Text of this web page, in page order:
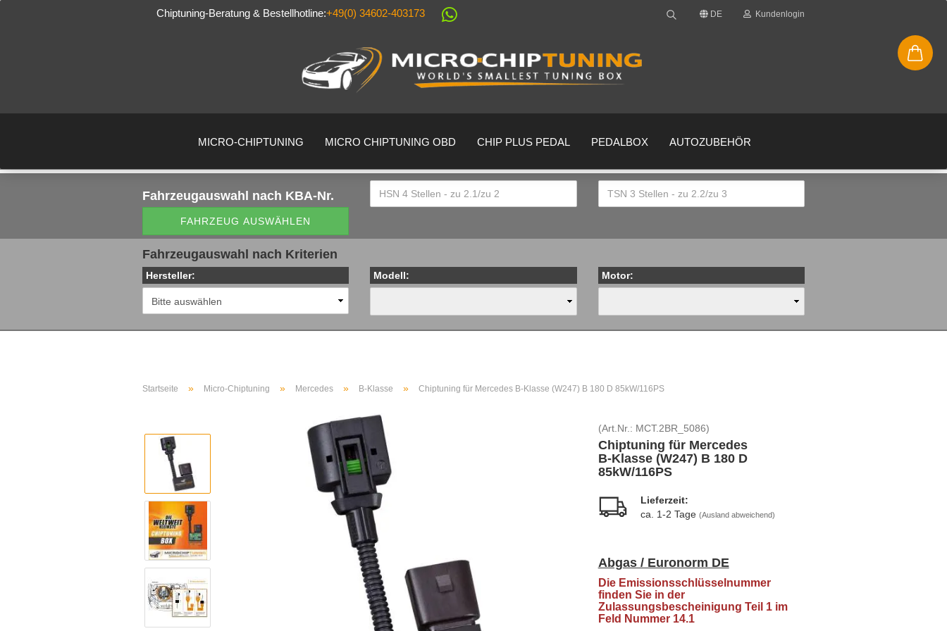
Chiptuning-Beratung & Bestellhotline:+49(0) 34602-403173 DE
Sprache auswählen
Kundenlogin
MICRO-CHIPTUNING MICRO CHIPTUNING OBD CHIP PLUS PEDAL PEDALBOX AUTOZUBEHÖR
Fahrzeugauswahl nach KBA-Nr.
FAHRZEUG AUSWÄHLEN
Fahrzeugauswahl nach Kriterien
Hersteller: Modell: Motor:
Startseite » Micro-Chiptuning » Mercedes » B-Klasse » Chiptuning für Mercedes B-Klasse (W247) B 180 D 85kW/116PS
(Art.Nr.: MCT.2BR_5086)
Chiptuning für Mercedes
B-Klasse (W247) B 180 D
85kW/116PS
Lieferzeit:
ca. 1-2 Tage (Ausland abweichend)
Abgas / Euronorm DE
Die Emissionsschlüsselnummer
finden Sie in der
Zulassungsbescheinigung Teil 1 im
Feld Nummer 14.1